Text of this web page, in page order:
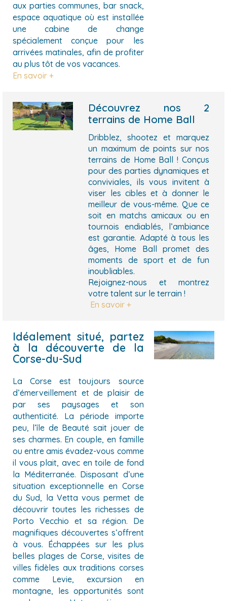
aux parties communes, bar snack,
espace aquatique où est installée
une cabine de change
spécialement conçue pour les
arrivées matinales, afin de profiter
au plus tôt de vos vacances.
En savoir +
Découvrez nos 2
terrains de Home Ball
Dribblez, shootez et marquez
un maximum de points sur nos
terrains de Home Ball ! Conçus
pour des parties dynamiques et
conviviales, ils vous invitent à
viser les cibles et à donner le
meilleur de vous-même. Que ce
soit en matchs amicaux ou en
tournois endiablés, l’ambiance
est garantie. Adapté à tous les
âges, Home Ball promet des
moments de sport et de fun
inoubliables.
Rejoignez-nous et montrez
votre talent sur le terrain !
En savoir +
Idéalement situé, partez
à la découverte de la
Corse-du-Sud
La Corse est toujours source
d’émerveillement et de plaisir de
par ses paysages et son
authenticité. La période importe
peu, l’île de Beauté sait jouer de
ses charmes. En couple, en famille
ou entre amis évadez-vous comme
il vous plait, avec en toile de fond
la Méditerranée. Disposant d’une
situation exceptionnelle en Corse
du Sud, la Vetta vous permet de
découvrir toutes les richesses de
Porto Vecchio et sa région. De
magnifiques découvertes s’offrent
à vous. Échappées sur les plus
belles plages de Corse, visites de
villes fidèles aux traditions corses
comme Levie, excursion en
montagne, les opportunités sont